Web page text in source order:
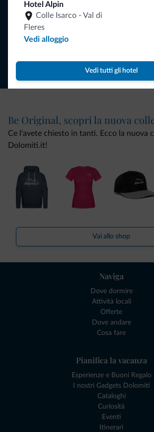
Hotel Alpin
Colle Isarco - Val di
Fleres
Vedi alloggio
Vedi tutti gli hotel
Be Original, scopri la nuova
Ce l'avete chiesto in tanti. Ecco la nuova
Dolomiti.it!
Vai allo shop
Naviga
Dove dormire
Attività locali
Offerte
Dove andare
Cosa fare
Pianifica la vacanza
Esperienze e Buoni Regalo
I nostri Gadgets Dolomiti
Cataloghi
Curiosità
Eventi
Itinerari